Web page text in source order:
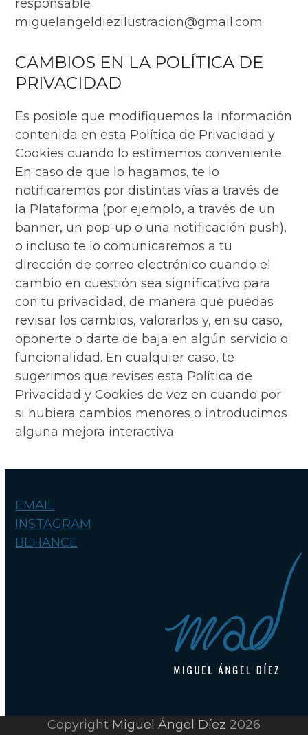
responsable
miguelangeldiezilustracion@gmail.com
CAMBIOS EN LA POLÍTICA DE
PRIVACIDAD
Es posible que modifiquemos la información
contenida en esta Política de Privacidad y
Cookies cuando lo estimemos conveniente.
En caso de que lo hagamos, te lo
notificaremos por distintas vías a través de
la Plataforma (por ejemplo, a través de un
banner, un pop-up o una notificación push),
o incluso te lo comunicaremos a tu
dirección de correo electrónico cuando el
cambio en cuestión sea significativo para
con tu privacidad, de manera que puedas
revisar los cambios, valorarlos y, en su caso,
oponerte o darte de baja en algún servicio o
funcionalidad. En cualquier caso, te
sugerimos que revises esta Política de
Privacidad y Cookies de vez en cuando por
si hubiera cambios menores o introducimos
alguna mejora interactiva
EMAIL
INSTAGRAM
BEHANCE
Copyright Miguel Ángel Díez 2026